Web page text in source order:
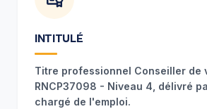
INTITULÉ
Titre professionnel Conseiller de
RNCP37098 - Niveau 4, délivré
chargé de l'emploi.